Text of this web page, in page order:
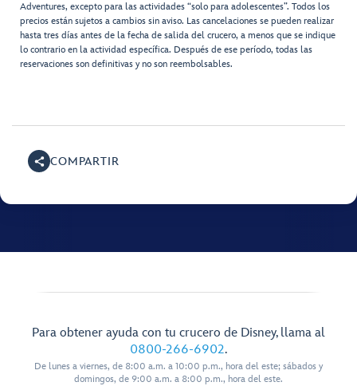
Adventures, excepto para las actividades “solo para adolescentes”. Todos los
precios están sujetos a cambios sin aviso. Las cancelaciones se pueden realizar
hasta tres días antes de la fecha de salida del crucero, a menos que se indique
lo contrario en la actividad específica. Después de ese período, todas las
reservaciones son definitivas y no son reembolsables.
COMPARTIR
Para obtener ayuda con tu crucero de Disney, llama al
0800-266-6902.
De lunes a viernes, de 8:00 a.m. a 10:00 p.m., hora del este; sábados y
domingos, de 9:00 a.m. a 8:00 p.m., hora del este.